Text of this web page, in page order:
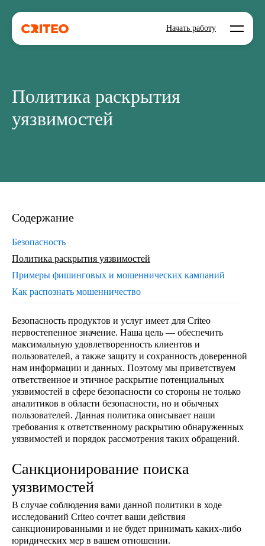
Начать работу Open
Политика раскрытия
уязвимостей
Содержание
Безопасность
Политика раскрытия уязвимостей
Примеры фишинговых и мошеннических кампаний
Как распознать мошенничество
Безопасность продуктов и услуг имеет для Criteo
первостепенное значение. Наша цель — обеспечить
максимальную удовлетворенность клиентов и
пользователей, а также защиту и сохранность доверенной
нам информации и данных. Поэтому мы приветствуем
ответственное и этичное раскрытие потенциальных
уязвимостей в сфере безопасности со стороны не только
аналитиков в области безопасности, но и обычных
пользователей. Данная политика описывает наши
требования к ответственному раскрытию обнаруженных
уязвимостей и порядок рассмотрения таких обращений.
Санкционирование поиска
уязвимостей
В случае соблюдения вами данной политики в ходе
исследований Criteo сочтет ваши действия
санкционированными и не будет принимать каких-либо
юридических мер в вашем отношении.